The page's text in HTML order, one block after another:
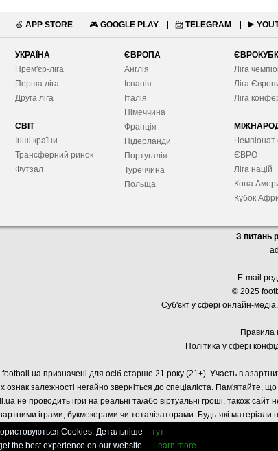
🍏 APP STORE 🎮 GOOGLE PLAY 📨 TELEGRAM ▶️
УКРАЇНА
Прем'єр-ліга
Перша ліга
Друга ліга
СВІТ
Інші країни
Трансферний ринок
Футзал
ЄВРОПА
Англія
Іспанія
Італія
Німеччина
Франція
Нідерланди
Португалія
Туреччина
Польща
Ліга
Ліга Європ
Ліга
Чемпіонат
ЄВРО
Ліга націй
Копа
Кубок
З питань
E-mail
© 2025
Суб'єкт у сфері онлайн-медіа,
Правила
Політика у сфері
призначені для осіб старше 21 року (21+). Участь в
ознак залежності негайно зверніться до спеціаліста. Пам'ятайте,
не проводить ігри на реальні та/або віртуальні гроші, також сайт
іграми, букмекерами чи тоталізаторами. Будь-які
Cookies. Детальніше
тут
the best experience on our website.
Learn more